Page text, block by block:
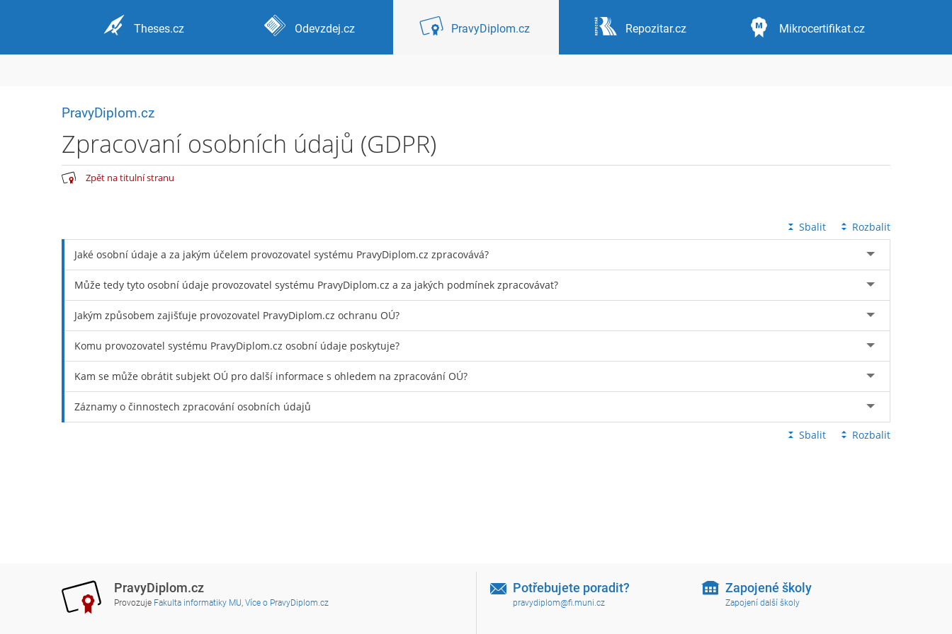
Theses.cz Odevzdej.cz PravyDiplom.cz Repozitar.cz Mikrocertifikat.cz
PravyDiplom.cz
Zpracovaní osobních údajů (GDPR)
Zpět na titulní stranu
Sbalit Rozbalit
Jaké osobní údaje a za jakým účelem provozovatel systému PravyDiplom.cz zpracovává?
Může tedy tyto osobní údaje provozovatel systému PravyDiplom.cz a za jakých podmínek zpracovávat?
Jakým způsobem zajišťuje provozovatel PravyDiplom.cz ochranu OÚ?
Komu provozovatel systému PravyDiplom.cz osobní údaje poskytuje?
Kam se může obrátit subjekt OÚ pro další informace s ohledem na zpracování OÚ?
Záznamy o činnostech zpracování osobních údajů
Sbalit Rozbalit
PravyDiplom.cz
Provozuje Fakulta informatiky MU, Více o PravyDiplom.cz
Potřebujete poradit?
pravydiplom@fi.muni.cz
Zapojené školy
Zapojení další školy